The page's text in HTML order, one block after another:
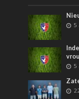
5
5